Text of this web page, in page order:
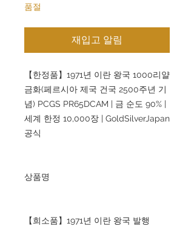
품절
재입고 알림
【한정품】1971년 이란 왕국 1000리얄
금화(페르시아 제국 건국 2500주년 기
념) PCGS PR65DCAM | 금 순도 90% |
세계 한정 10,000장 | GoldSilverJapan
공식
상품명
【희소품】1971년 이란 왕국 발행